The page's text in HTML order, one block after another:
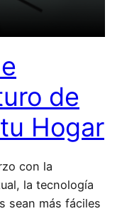
de
Hogar
con la
la tecnología
sean más fáciles